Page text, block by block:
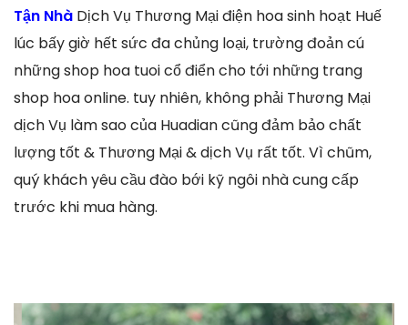
Tận Nhà Dịch Vụ Thương Mại điện hoa sinh hoạt Huế
lúc bấy giờ hết sức đa chủng loại, trường đoản cú
những shop hoa tuoi cổ điển cho tới những trang
shop hoa online. tuy nhiên, không phải Thương Mại
dịch Vụ làm sao của Huadian cũng đảm bảo chất
lượng tốt & Thương Mại & dịch Vụ rất tốt. Vì chũm,
quý khách yêu cầu đào bới kỹ ngôi nhà cung cấp
trước khi mua hàng.